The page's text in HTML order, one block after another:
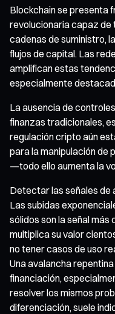
Blockchain se presenta
revolucionaria capaz de
cadenas de suministro,
flujos de capital. Las
amplifican estas
especialmente
La ausencia de
finanzas tradicionales,
regulación cripto aún
para la manipulación de
—todo ello aumenta la
Detectar las señales de
Las subidas
sólidos son la señal
multiplica su valor
no tener casos de uso
Una avalancha
financiación,
resolver los mismos
diferenciación, suele